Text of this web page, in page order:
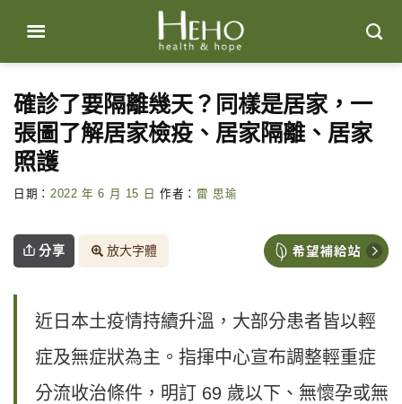
content
確診了要隔離幾天？同樣是居家，一
張圖了解居家檢疫、居家隔離、居家
照護
日期： 2022 年 6 月 15 日 作者： 雷 思瑜
分享 放大字體
近日本土疫情持續升溫，大部分患者皆以輕
症及無症狀為主。指揮中心宣布調整輕重症
分流收治條件，明訂 69 歲以下、無懷孕或無